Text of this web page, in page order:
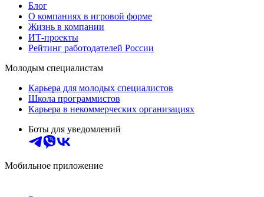
Блог
О компаниях в игровой форме
Жизнь в компании
ИТ-проекты
Рейтинг работодателей России
Молодым специалистам
Карьера для молодых специалистов
Школа программистов
Карьера в некоммерческих организациях
Боты для уведомлений
Мобильное приложение